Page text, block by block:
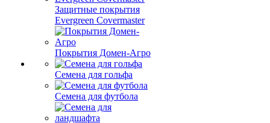
Защитные покрытия
Evergreen Covermaster
Покрытия Домен-Агро
Семена для гольфа
Семена для футбола